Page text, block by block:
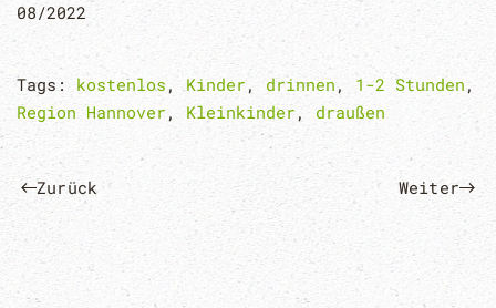
08/2022
Tags: kostenlos ,Kinder , drinnen, 1-2 Stunden ,
Region Hannover , Kleinkinder , draußen
Zurück Weiter